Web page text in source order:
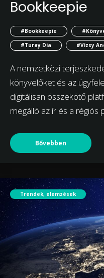
Bookkeepie
#Bookkeepie
#Turay Dia
#Vizsy
A nemzetközi
könyvelőket és az
digitálisan összekötő
megálló az ír és a régiós
Bővebben
Trendek, elemzések